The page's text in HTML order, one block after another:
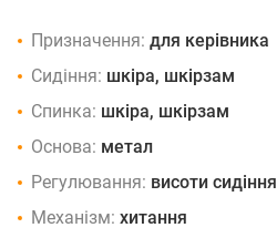
Призначення: для керівника
Сидіння: шкіра, шкірзам
Спинка: шкіра, шкірзам
Основа: метал
Регулювання: висоти сидіння
Механізм: хитання